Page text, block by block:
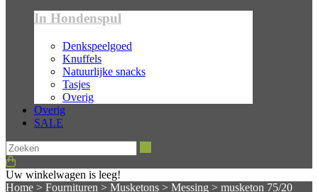
In Hondenspul
Denkspeelgoed
Knuffels
Natuurlijke snacks
Tasjes
Overig
Overig
SALE
Uw winkelwagen is leeg!
Home > Fournituren > Musketons > Messing > musketon 75/20